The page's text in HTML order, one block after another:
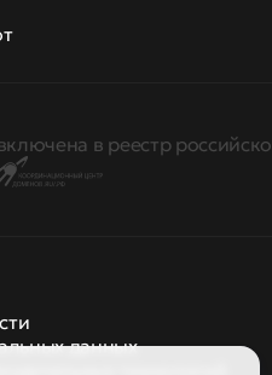
в реестр
данных
технологий